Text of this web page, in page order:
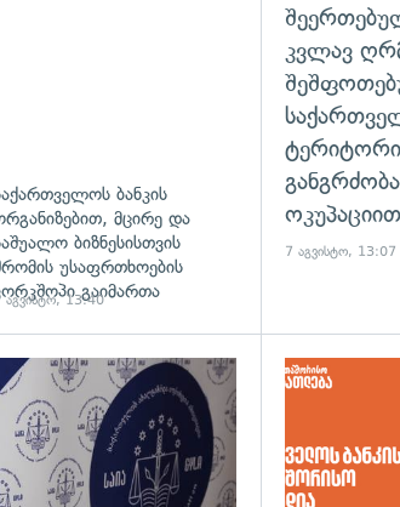
ბანკის
მცირე და
ბიზნესისთვის
უსაფრთხოების
გაიმართა
აგვისტო, 13:40
კვლავ
ოკუპაციით
7 აგვისტო, 13:07
გადახედვა